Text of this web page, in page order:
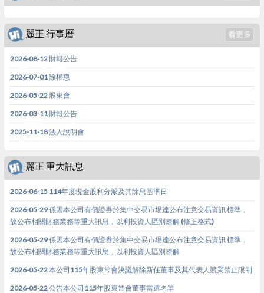
麗正 行事曆
2026-08-12 財報公告
2026-07-01 除權息
2026-05-22 股東會
2026-03-11 財報公告
2025-11-18 法人說明會
麗正 重大訊息
2026-06-15 114年度現金股利分派及其除息基準日
2026-05-29 係因本公司有價證券於集中交易市場達公布注意交易資訊 標準，
故公布相關財務業務等重大訊息，以利投資人區別瞭解 (修正格式)
2026-05-29 係因本公司有價證券於集中交易市場達公布注意交易資訊 標準，
故公布相關財務業務等重大訊息，以利投資人區別瞭解
2026-05-22 本公司115年股東常會決議解除新任董事及其代表人競業禁止限制
2026-05-22 公告本公司115年股東常會董事當選名單